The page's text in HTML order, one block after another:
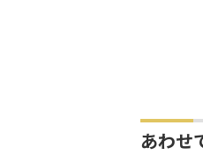
あわせ